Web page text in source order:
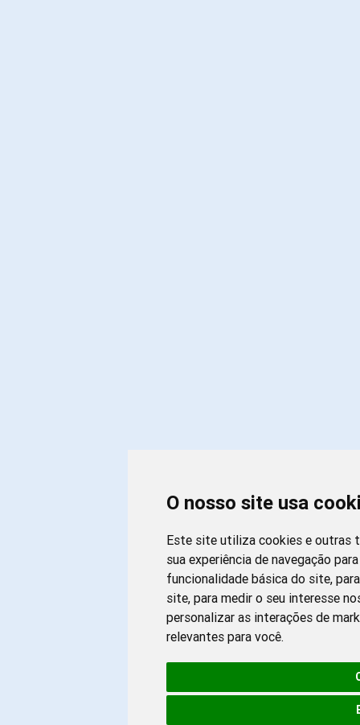
O nosso site usa
Este site utiliza cookies e outras
sua experiência de navegação
funcionalidade básica do site,
site, para medir o seu interesse
personalizar as interações de
relevantes para você.